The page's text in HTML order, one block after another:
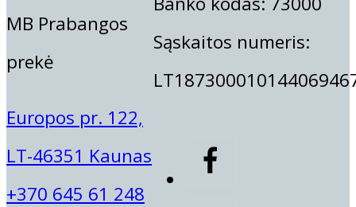
MB Prabangos
prekė
Europos pr. 122,
LT-46351 Kaunas
+370 645 61 248
Sąskaitos numeris: